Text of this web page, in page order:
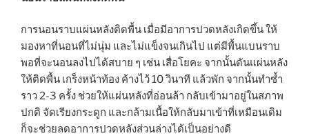
การนอนราบแผ่นหลังติดพื้น เมื่อมีอาการปวดหลังเกิดขึ้น ให้
มองหาที่นอนที่ไม่นุ่ม และไม่แข็งจนเกินไป แต่มีพื้นแบนราบ
พอที่จะนอนลงไปได้สบาย ๆ เช่น เสื่อโยคะ จากนั้นดันแผ่นหลัง
ให้ติดพื้น เกร็งหน้าท้อง ค้างไว้ 10 วินาที แล้วพัก จากนั้นทำซ้ำ
ราว 2-3 ครั้ง ช่วยให้แผ่นหลังที่อ่อนล้า กลับเข้ามาอยู่ในสภาพ
ปกติ จัดเรียงกระดูก และกล้ามเนื้อให้กลับมาเข้าที่เหมือนเดิม
ก็จะช่วยลดอาการปวดหลังส่วนล่างได้เป็นอย่างดี